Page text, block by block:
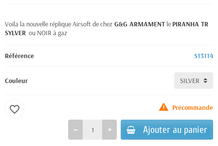
Voila la nouvelle réplique Airsoft de chez G&G ARMAMENT le PIRANHA TR
SYLVER ou NOIR à gaz
Référence S13114
Couleur
Précommande
Ajouter au panier
favorite_border